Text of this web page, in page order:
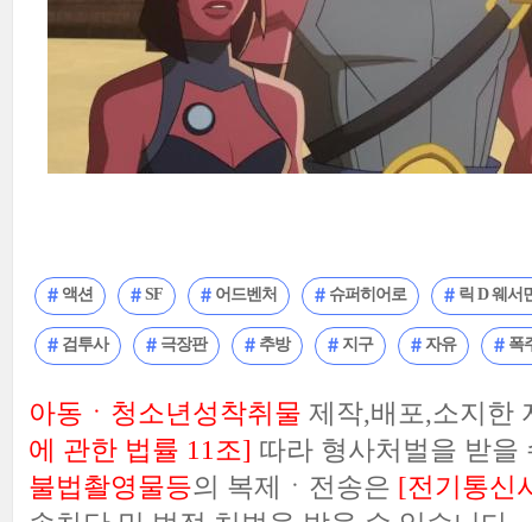
액션 SF 어드벤처 슈퍼히어로 릭 D 웨서
검투사 극장판 추방 지구 자유 폭
아동ㆍ청소년성착취물 제작,배포,소지한
에 관한 법률 11조] 따라 형사처벌을 받을
불법촬영물등의 복제ㆍ전송은 [전기통신